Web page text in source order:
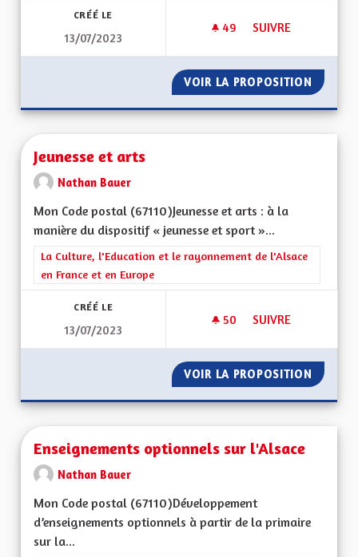
CRÉÉ LE
13/07/2023
49 49 ABONNÉS
SUIVRE
VOIR LA PROPOSITION POUR
Jeunesse et arts
Nathan Bauer
Mon Code postal (67110)Jeunesse et arts : à la
manière du dispositif « jeunesse et sport »...
Filtrer les résultats de la catégorie : La Culture, l'Education et
La Culture, l'Education et le rayonnement de l'Alsace
en France et en Europe
CRÉÉ LE
13/07/2023
50 50 ABONNÉS
SUIVRE
VOIR LA PROPOSITION
Enseignements optionnels sur l'Alsace
Nathan Bauer
Mon Code postal (67110)Développement
d’enseignements optionnels à partir de la primaire
sur la...